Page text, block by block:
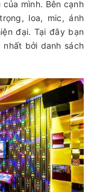
mình. Bên cạnh
loa, mic, ánh
đại. Tại đây bạn
bởi danh sách